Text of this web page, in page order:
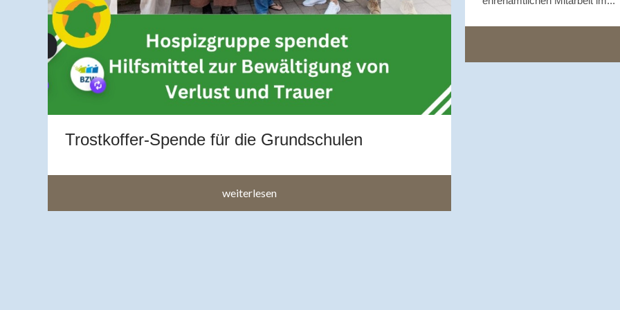
Trostkoffer-Spende für die Grundschulen
weiterlesen